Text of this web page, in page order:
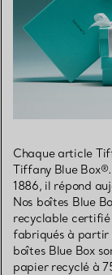
Chaque article
Tiffany Blue
1886, il répond
Nos boîtes Blue
recyclable certifié
fabriqués à partir
boîtes Blue Box
papier recyclé à